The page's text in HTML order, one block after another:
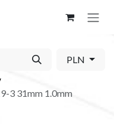
PLN
3 31mm 1.0mm